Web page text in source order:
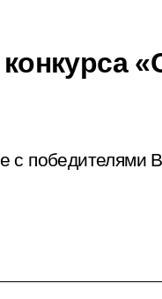
с победителями